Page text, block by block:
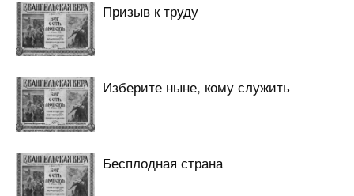
Призыв к труду
Изберите ныне, кому служить
Бесплодная страна